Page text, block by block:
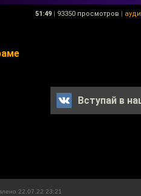
51:49 | 93350 просмотров |
Вступай в
22.07.22 23:21